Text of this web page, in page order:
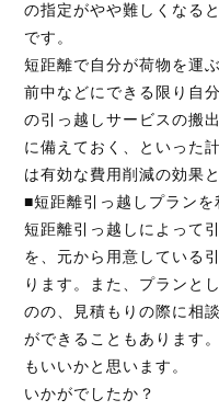
の指定がやや難しくなる
です。
短距離で自分が荷物を運
前中などにできる限り自
の引っ越しサービスの搬
に備えておく、といった
は有効な費用削減の効果
■短距離引っ越しプランを
短距離引っ越しによって
を、元から用意している
ります。また、プランと
のの、見積もりの際に相
ができることもあります
もいいかと思います。
いかがでしたか？